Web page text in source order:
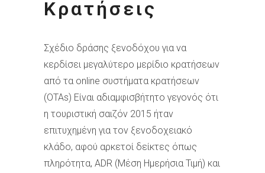
Κρατήσεις
Σχέδιο δράσης ξενοδόχου για να
κερδίσει μεγαλύτερο μερίδιο κρατήσεων
από τα online συστήματα κρατήσεων
(OTAs) Είναι αδιαμφισβήτητο γεγονός ότι
η τουριστική σαιζόν 2015 ήταν
επιτυχημένη για τον ξενοδοχειακό
κλάδο, αφού αρκετοί δείκτες όπως
πληρότητα, ADR (Μέση Ημερήσια Τιμή) και